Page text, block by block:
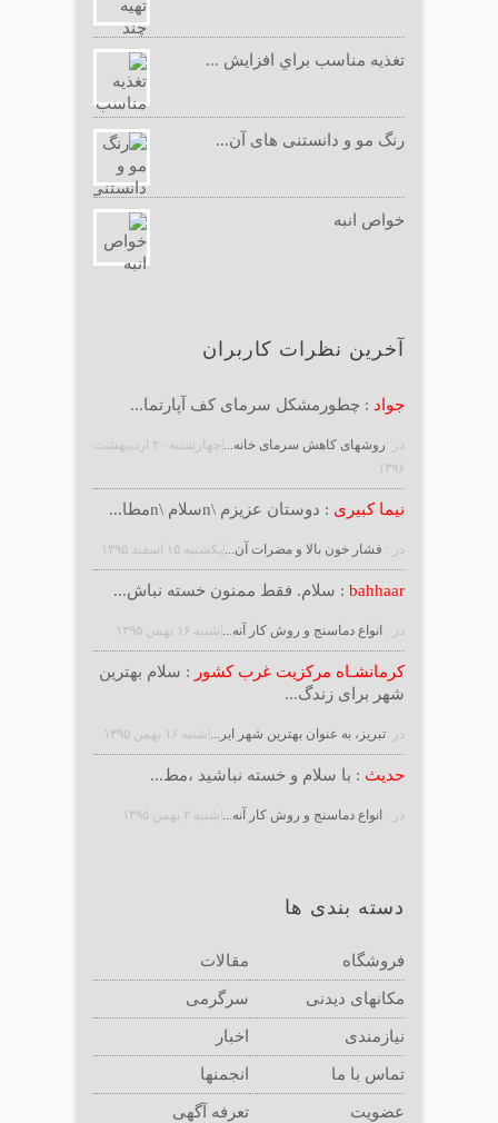
تغذيه مناسب براي افزايش ...
رنگ مو و دانستنی های آن...
خواص انبه
آخرین نظرات کاربران
جواد : چطورمشکل سرمای کف آپارتما...
در :روشهای کاهش سرمای خانه...
|چهارشنبه ۲۰ ارديبهشت
۱۳۹۶
نیما کبیری : دوستان عزیزم \nسلام \nمطا...
در : فشار خون بالا و مضرات آن... |يكشنبه ۱۵ اسفند ۱۳۹۵
bahhaar : سلام. فقط ممنون خسته نباش...
در : انواع دماسنج و روش كار آنه... |شنبه ۱۶ بهمن ۱۳۹۵
کرمانشـاه مرکزیت غرب کشور : سلام بهترین
شهر برای زندگ...
در :تبریز، به عنوان بهترین شهر ایر... |شنبه ۱۶ بهمن ۱۳۹۵
حدیث : با سلام و خسته نباشید ،مط...
در : انواع دماسنج و روش كار آنه... |شنبه ۲ بهمن ۱۳۹۵
دسته بندی ها
مقالات فروشگاه
سرگرمی مکانهای دیدنی
اخبار نیازمندی
انجمنها تماس با ما
تعرفه آگهی عضویت